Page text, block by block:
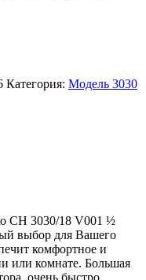
Категория: Модель 3030
CH 3030/18 V001 ½
выбор для Вашего
комфортное и
или комнате. Большая
очень быстро